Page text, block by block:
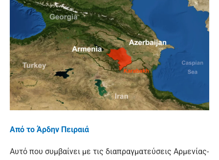
Από το Άρδην Πειραιά
Αυτό που συμβαίνει με τις διαπραγματεύσεις Αρμενίας-